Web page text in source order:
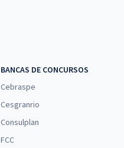
BANCAS DE CONCURSOS
Cebraspe
Cesgranrio
Consulplan
FCC